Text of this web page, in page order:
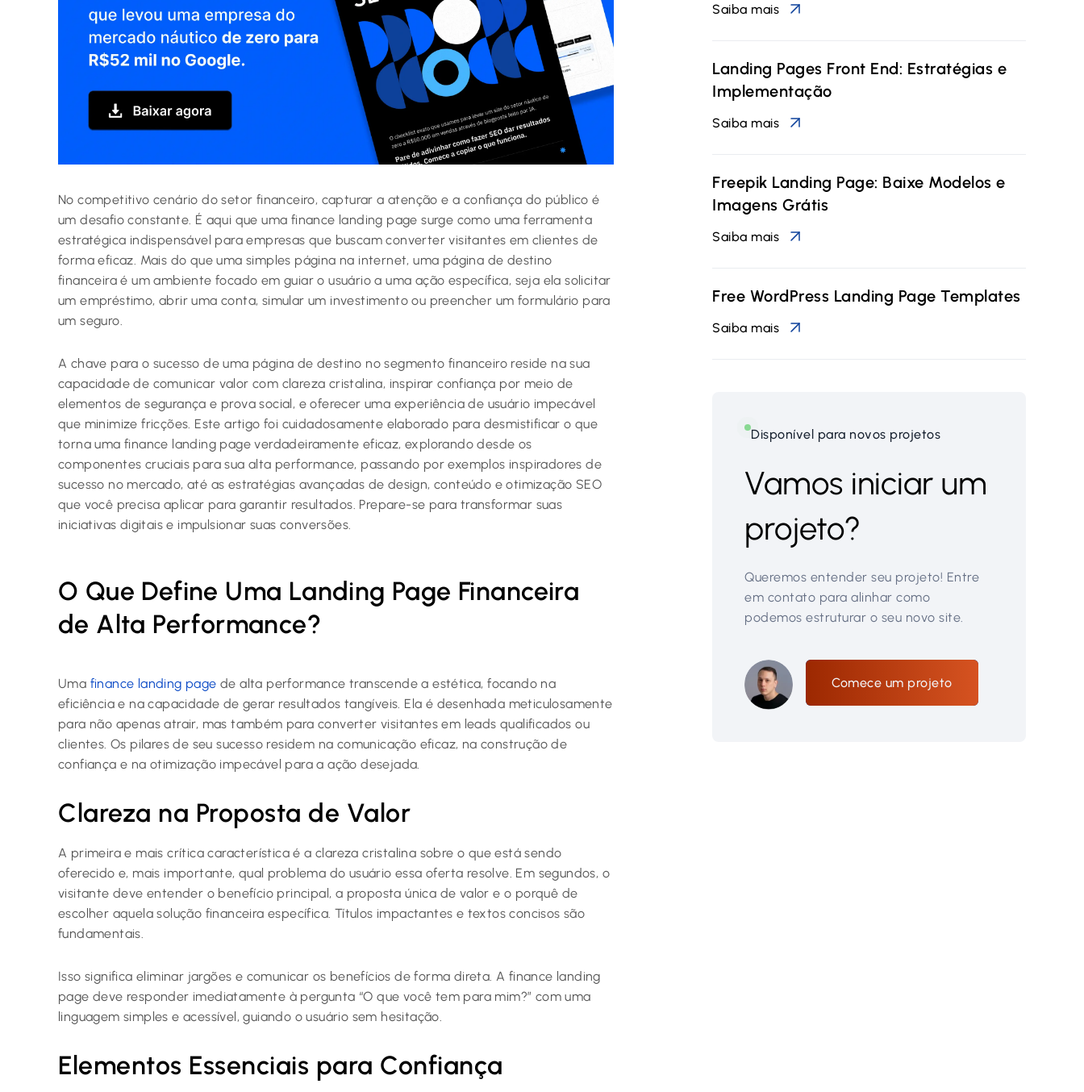
No competitivo cenário do setor financeiro, capturar a atenção e a confiança do público é
um desafio constante. É aqui que uma finance landing page surge como uma ferramenta
estratégica indispensável para empresas que buscam converter visitantes em clientes de
forma eficaz. Mais do que uma simples página na internet, uma página de destino
financeira é um ambiente focado em guiar o usuário a uma ação específica, seja ela solicitar
um empréstimo, abrir uma conta, simular um investimento ou preencher um formulário para
um seguro.
A chave para o sucesso de uma página de destino no segmento financeiro reside na sua
capacidade de comunicar valor com clareza cristalina, inspirar confiança por meio de
elementos de segurança e prova social, e oferecer uma experiência de usuário impecável
que minimize fricções. Este artigo foi cuidadosamente elaborado para desmistificar o que
torna uma finance landing page verdadeiramente eficaz, explorando desde os
componentes cruciais para sua alta performance, passando por exemplos inspiradores de
sucesso no mercado, até as estratégias avançadas de design, conteúdo e otimização SEO
que você precisa aplicar para garantir resultados. Prepare-se para transformar suas
iniciativas digitais e impulsionar suas conversões.
O Que Define Uma Landing Page Financeira
de Alta Performance?
Uma finance landing page de alta performance transcende a estética, focando na
eficiência e na capacidade de gerar resultados tangíveis. Ela é desenhada meticulosamente
para não apenas atrair, mas também para converter visitantes em leads qualificados ou
clientes. Os pilares de seu sucesso residem na comunicação eficaz, na construção de
confiança e na otimização impecável para a ação desejada.
Clareza na Proposta de Valor
A primeira e mais crítica característica é a clareza cristalina sobre o que está sendo
oferecido e, mais importante, qual problema do usuário essa oferta resolve. Em segundos, o
visitante deve entender o benefício principal, a proposta única de valor e o porquê de
escolher aquela solução financeira específica. Títulos impactantes e textos concisos são
fundamentais.
Isso significa eliminar jargões e comunicar os benefícios de forma direta. A finance landing
page deve responder imediatamente à pergunta “O que você tem para mim?” com uma
linguagem simples e acessível, guiando o usuário sem hesitação.
Elementos Essenciais para Confiança
Saiba mais
Landing Pages Front End: Estratégias e
Implementação
Saiba mais
Freepik Landing Page: Baixe Modelos e
Imagens Grátis
Saiba mais
Free WordPress Landing Page Templates
Saiba mais
Disponível para novos projetos
Vamos iniciar um
projeto?
Queremos entender seu projeto! Entre
em contato para alinhar como
podemos estruturar o seu novo site.
Comece um projeto